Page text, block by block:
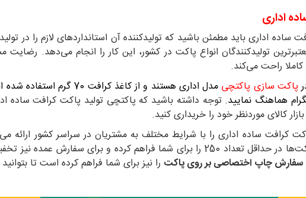
اداری
اداری باید مطمئن باشید که تولیدکننده آن استانداردهای لازم را در
تولیدکنندگان انواع پاکت در کشور، این کار را انجام می‌دهد.
راحت می‌کند.
پاکت سازی پاکتچی
مدل اداری هستند و از
هماهنگ نمایید.توجه داشته باشید که پاکتچی تولید پاکت کرافت
کالای موردنظر خود را خریداری کنید.
کرافت ساده اداری را با شرایط مختلف به مشتریان در سراسر کشور ارائه
امکان سفارش این نوع پاکت‌ها در حداقل تعداد 250 را برای شما فراهم
سفارش چاپ اختصاصی بر روی پاکت را نیز برای شما فراهم کرده است تا